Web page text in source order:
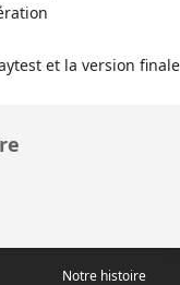
et la version finale
Notre histoire